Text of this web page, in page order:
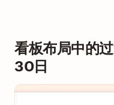
看板布局中的
30日